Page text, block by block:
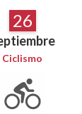
26
Ciclismo